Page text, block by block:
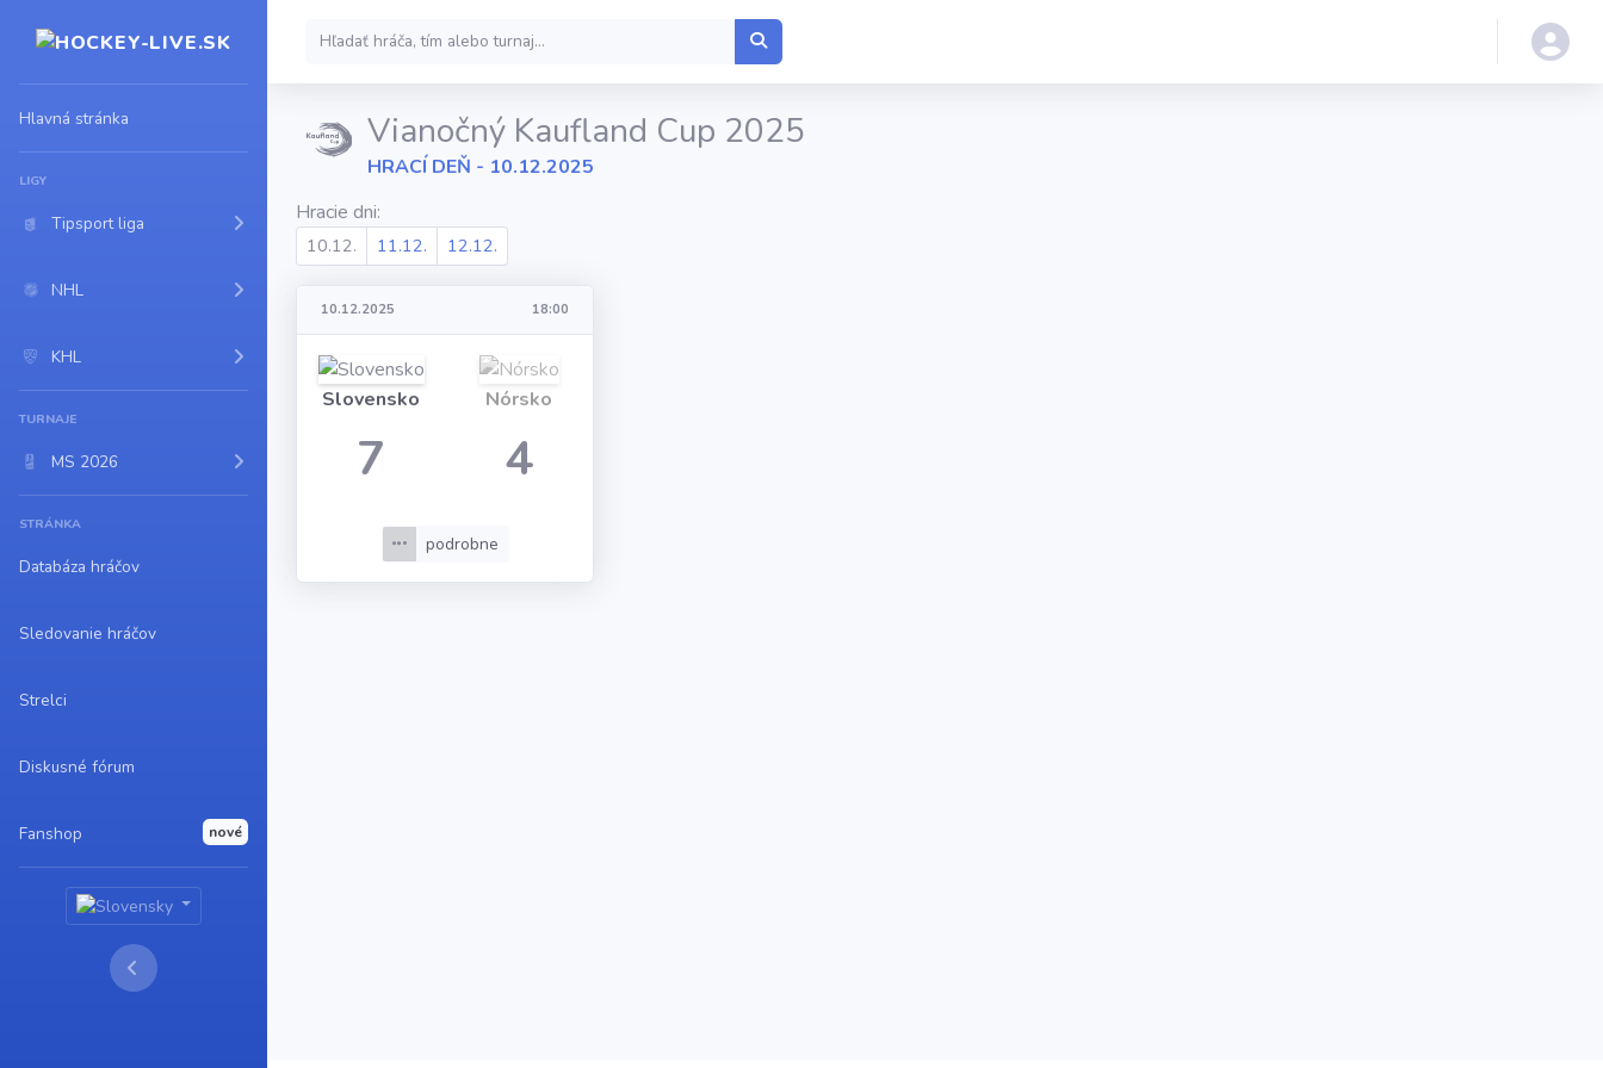
Hlavná stránka
LIGY
Tipsport liga
NHL
KHL
TURNAJE
MS 2026
STRÁNKA
Databáza hráčov
Sledovanie hráčov
Strelci
Diskusné fórum
Fanshop nové
Vianočný Kaufland Cup 2025
HRACÍ DEŇ - 10.12.2025
Hracie dni:
10.12. 11.12. 12.12.
10.12.2025 18:00
Slovensko Nórsko
7 4
podrobne